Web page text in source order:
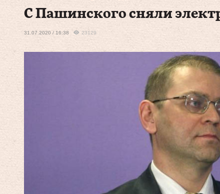
С Пашинского сняли
31.07.2020 / 16:38 23129